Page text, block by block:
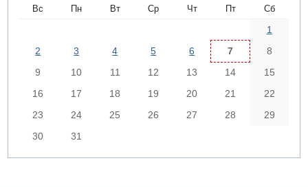
Вс Пн Вт Ср Чт Пт Сб
1
2
3 4 5 6 7
8
9
10 11 12 13 14
15
16
17 18 19 20 21
22
23
24 25 26 27 28
29
30
31